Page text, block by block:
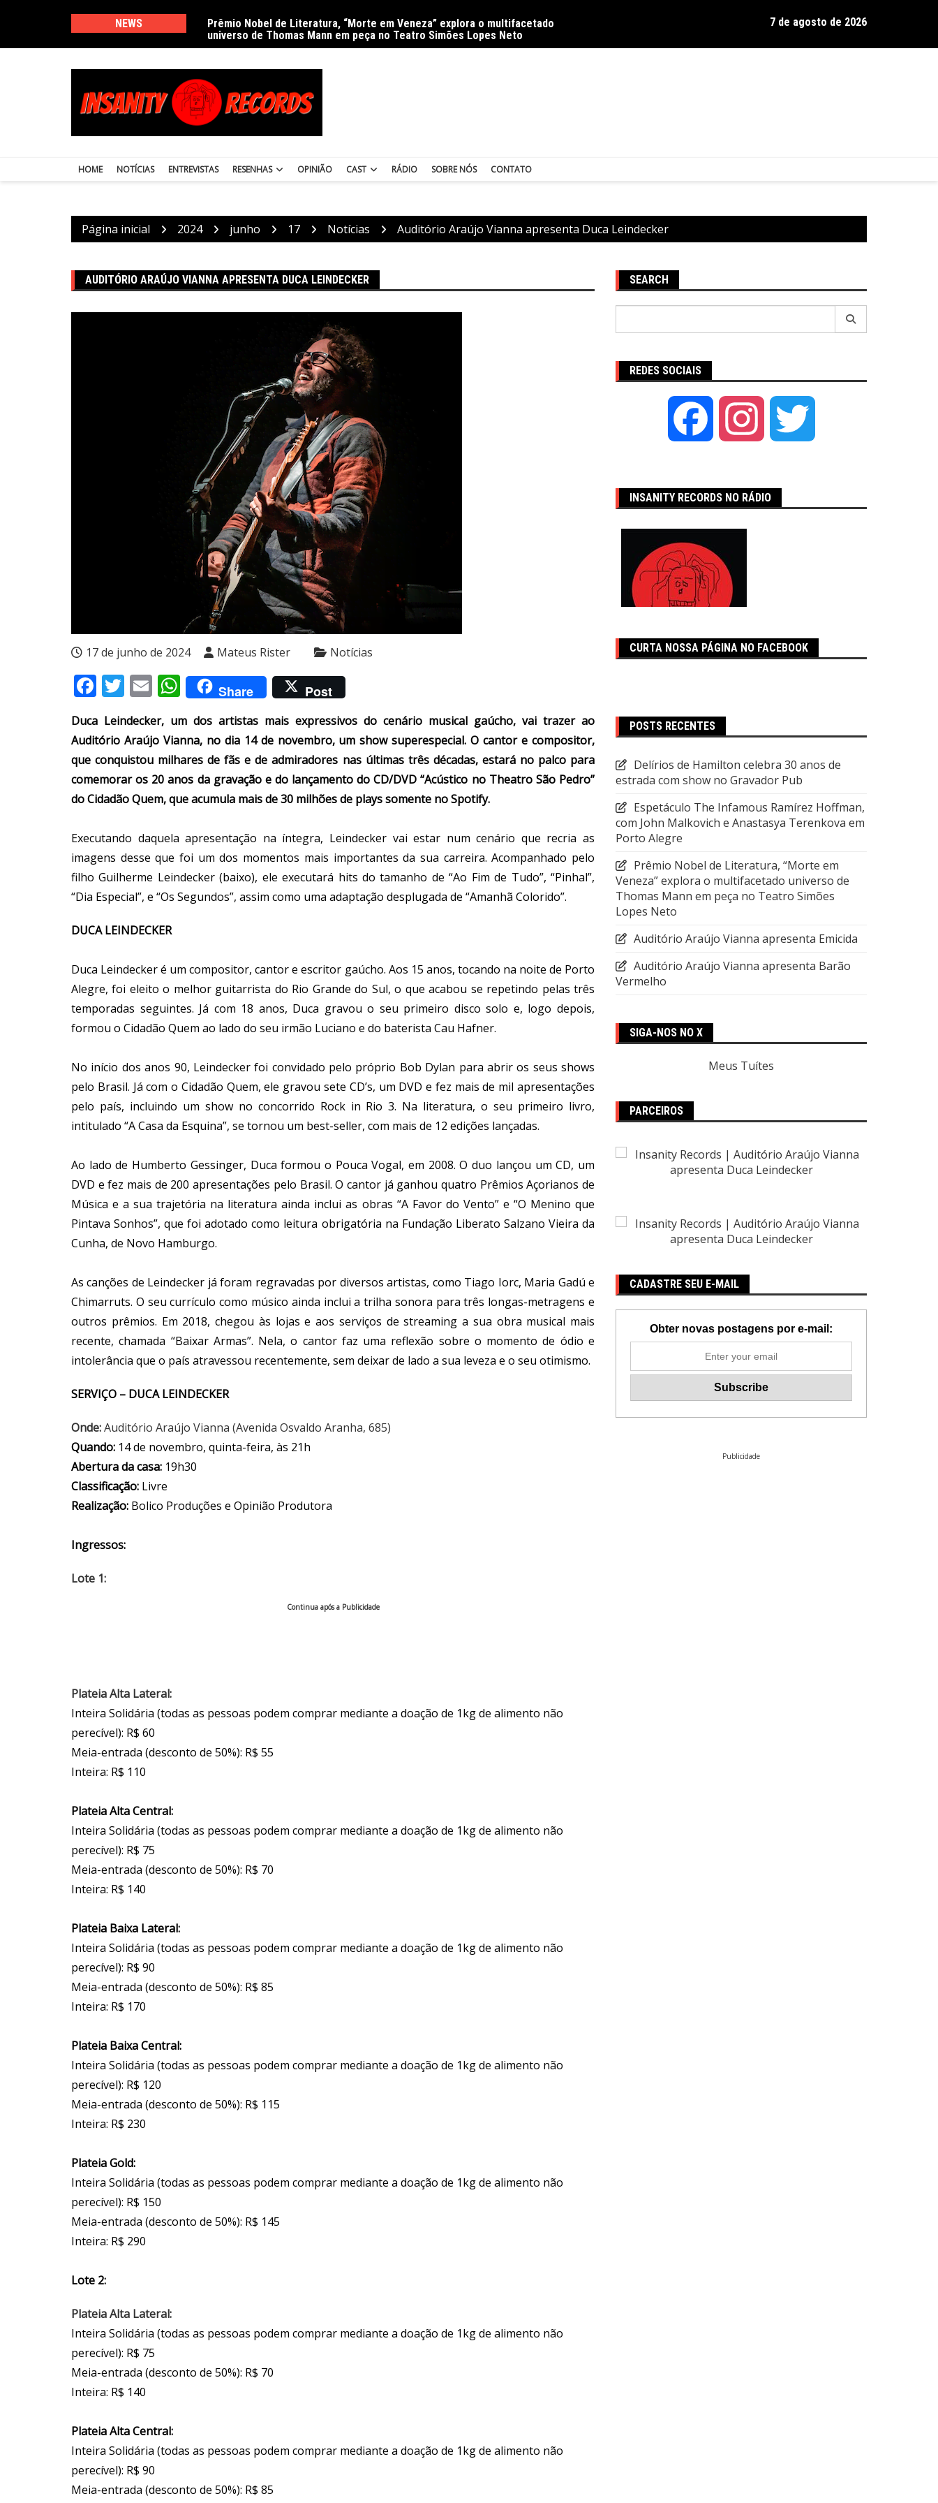
conteúdo
NEWS
Prêmio Nobel de Literatura, “Morte em Veneza” explora o multifacetado
universo de Thomas Mann em peça no Teatro Simões Lopes Neto
Delírios de Hamilton celebra 30 anos de estrada com show no Gravador
7 de agosto de 2026
HOME NOTÍCIAS ENTREVISTAS RESENHAS OPINIÃO CAST RÁDIO SOBRE NÓS CONTATO
Página inicial 2024 junho 17 Notícias Auditório Araújo Vianna apresenta Duca Leindecker
AUDITÓRIO ARAÚJO VIANNA APRESENTA DUCA LEINDECKER
17 de junho de 2024 Mateus Rister Notícias
Facebook
Twitter
EmailWhatsApp
Share Post
Duca Leindecker, um dos artistas mais expressivos do cenário musical gaúcho, vai trazer ao
Auditório Araújo Vianna, no dia 14 de novembro, um show superespecial. O cantor e compositor,
que conquistou milhares de fãs e de admiradores nas últimas três décadas, estará no palco para
comemorar os 20 anos da gravação e do lançamento do CD/DVD “Acústico no Theatro São Pedro”
do Cidadão Quem, que acumula mais de 30 milhões de plays somente no Spotify.
Executando daquela apresentação na íntegra, Leindecker vai estar num cenário que recria as
imagens desse que foi um dos momentos mais importantes da sua carreira. Acompanhado pelo
filho Guilherme Leindecker (baixo), ele executará hits do tamanho de “Ao Fim de Tudo”, “Pinhal”,
“Dia Especial”, e “Os Segundos”, assim como uma adaptação desplugada de “Amanhã Colorido”.
DUCA LEINDECKER
Duca Leindecker é um compositor, cantor e escritor gaúcho. Aos 15 anos, tocando na noite de Porto
Alegre, foi eleito o melhor guitarrista do Rio Grande do Sul, o que acabou se repetindo pelas três
temporadas seguintes. Já com 18 anos, Duca gravou o seu primeiro disco solo e, logo depois,
formou o Cidadão Quem ao lado do seu irmão Luciano e do baterista Cau Hafner.
No início dos anos 90, Leindecker foi convidado pelo próprio Bob Dylan para abrir os seus shows
pelo Brasil. Já com o Cidadão Quem, ele gravou sete CD’s, um DVD e fez mais de mil apresentações
pelo país, incluindo um show no concorrido Rock in Rio 3. Na literatura, o seu primeiro livro,
intitulado “A Casa da Esquina”, se tornou um best-seller, com mais de 12 edições lançadas.
Ao lado de Humberto Gessinger, Duca formou o Pouca Vogal, em 2008. O duo lançou um CD, um
DVD e fez mais de 200 apresentações pelo Brasil. O cantor já ganhou quatro Prêmios Açorianos de
Música e a sua trajetória na literatura ainda inclui as obras “A Favor do Vento” e “O Menino que
Pintava Sonhos”, que foi adotado como leitura obrigatória na Fundação Liberato Salzano Vieira da
Cunha, de Novo Hamburgo.
As canções de Leindecker já foram regravadas por diversos artistas, como Tiago Iorc, Maria Gadú e
Chimarruts. O seu currículo como músico ainda inclui a trilha sonora para três longas-metragens e
outros prêmios. Em 2018, chegou às lojas e aos serviços de streaming a sua obra musical mais
recente, chamada “Baixar Armas”. Nela, o cantor faz uma reflexão sobre o momento de ódio e
intolerância que o país atravessou recentemente, sem deixar de lado a sua leveza e o seu otimismo.
SERVIÇO – DUCA LEINDECKER
Onde:Auditório Araújo Vianna (Avenida Osvaldo Aranha, 685)
Quando: 14 de novembro, quinta-feira, às 21h
Abertura da casa: 19h30
Classificação: Livre
Realização: Bolico Produções e Opinião Produtora
Ingressos:
Lote 1:
Continua após a Publicidade
Plateia Alta Lateral:
Inteira Solidária (todas as pessoas podem comprar mediante a doação de 1kg de alimento não
perecível): R$ 60
Meia-entrada (desconto de 50%): R$ 55
Inteira: R$ 110
Plateia Alta Central:
Inteira Solidária (todas as pessoas podem comprar mediante a doação de 1kg de alimento não
perecível): R$ 75
Meia-entrada (desconto de 50%): R$ 70
Inteira: R$ 140
Plateia Baixa Lateral:
Inteira Solidária (todas as pessoas podem comprar mediante a doação de 1kg de alimento não
perecível): R$ 90
Meia-entrada (desconto de 50%): R$ 85
Inteira: R$ 170
Plateia Baixa Central:
Inteira Solidária (todas as pessoas podem comprar mediante a doação de 1kg de alimento não
perecível): R$ 120
Meia-entrada (desconto de 50%): R$ 115
Inteira: R$ 230
Plateia Gold:
Inteira Solidária (todas as pessoas podem comprar mediante a doação de 1kg de alimento não
perecível): R$ 150
Meia-entrada (desconto de 50%): R$ 145
Inteira: R$ 290
Lote 2:
Plateia Alta Lateral:
Inteira Solidária (todas as pessoas podem comprar mediante a doação de 1kg de alimento não
perecível): R$ 75
Meia-entrada (desconto de 50%): R$ 70
Inteira: R$ 140
Plateia Alta Central:
Inteira Solidária (todas as pessoas podem comprar mediante a doação de 1kg de alimento não
perecível): R$ 90
Meia-entrada (desconto de 50%): R$ 85
SEARCH
REDES SOCIAIS
Facebook Instagram
INSANITY RECORDS NO RÁDIO
CURTA NOSSA PÁGINA NO FACEBOOK
POSTS RECENTES
Delírios de Hamilton celebra 30 anos de
estrada com show no Gravador Pub
Espetáculo The Infamous Ramírez Hoffman,
com John Malkovich e Anastasya Terenkova em
Porto Alegre
Prêmio Nobel de Literatura, “Morte em
Veneza” explora o multifacetado universo de
Thomas Mann em peça no Teatro Simões
Lopes Neto
Auditório Araújo Vianna apresenta Emicida
Auditório Araújo Vianna apresenta Barão
Vermelho
SIGA-NOS NO X
Meus Tuítes
PARCEIROS
CADASTRE SEU E-MAIL
Obter novas postagens por e-mail:
Publicidade